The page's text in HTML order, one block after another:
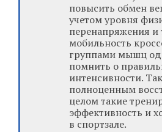
повысить обмен
учетом уровня
перенапряжения и
мобильность
группами мышц
помнить о
интенсивности.
полноценным
целом такие
эффективность и
в спортзале.